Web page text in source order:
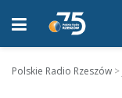
Polskie Radio Rzeszów >